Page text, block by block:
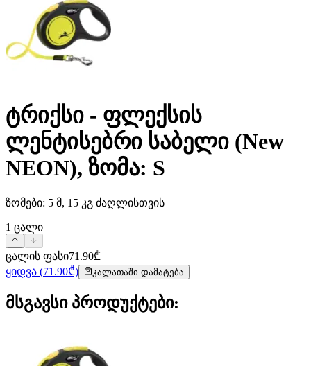
ტრიქსი - ფლექსის
ლენტისებრი საბელი (New
NEON), ზომა: S
ზომები: 5 მ, 15 კგ ძაღლისთვის
1 ცალი
ცალის ფასი71.90₾
ყიდვა (71.90₾) კალათაში დამატება
მსგავსი პროდუქტები: